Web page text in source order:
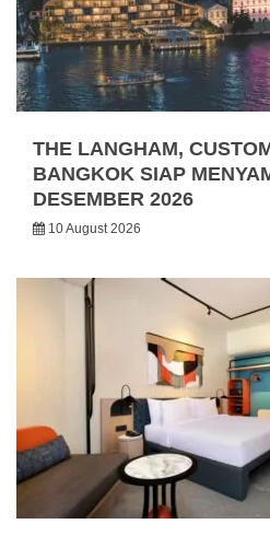
THE LANGHAM,
BANGKOK SIAP
DESEMBER 2026
10 August 2026